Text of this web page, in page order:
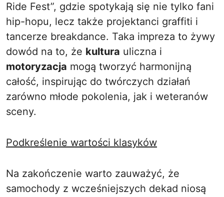
Ride Fest”, gdzie spotykają się nie tylko fani
hip-hopu, lecz także projektanci graffiti i
tancerze breakdance. Taka impreza to żywy
dowód na to, że kultura uliczna i
motoryzacja mogą tworzyć harmonijną
całość, inspirując do twórczych działań
zarówno młode pokolenia, jak i weteranów
sceny.
Podkreślenie wartości klasyków
Na zakończenie warto zauważyć, że
samochody z wcześniejszych dekad niosą